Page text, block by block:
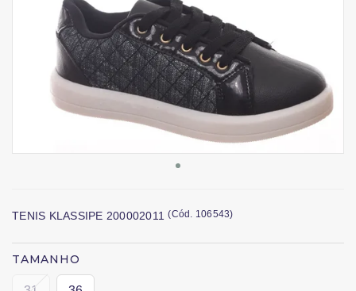
TENIS KLASSIPE 200002011(Cód. 106543)
TAMANHO